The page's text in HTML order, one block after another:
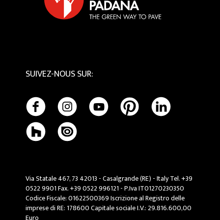
Entretien et Nettoyage
SUIVEZ-NOUS SUR:
Via Statale 467, 73 42013 - Casalgrande (RE) - Italy Tel. +39
0522 9901 Fax. +39 0522 996121 - P.Iva IT01270230350
Codice Fiscale: 01622500369 Iscrizione al Registro delle
imprese di RE: 178600 Capitale sociale I.V.: 29.816.600,00